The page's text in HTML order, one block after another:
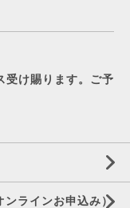
け賜ります。ご予
ラインお申込み）